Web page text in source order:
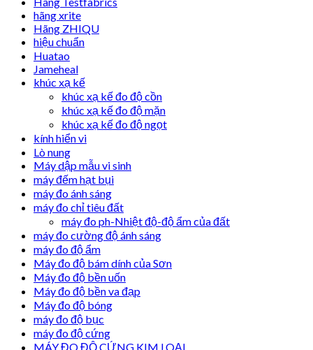
hãng xrite
Hãng ZHIQU
hiệu chuẩn
Huatao
Jameheal
khúc xạ kế
khúc xạ kế đo độ cồn
khúc xạ kế đo độ mặn
khúc xạ kế đo độ ngọt
kính hiển vi
Lò nung
Máy dập mẫu vi sinh
máy đếm hạt bụi
máy đo ánh sáng
máy đo chỉ tiêu đất
máy đo ph-Nhiệt độ-độ ẩm của đất
máy đo cường độ ánh sáng
máy đo độ ẩm
Máy đo độ bám dính của Sơn
Máy đo độ bền uốn
Máy đo độ bền va đạp
Máy đo độ bóng
máy đo độ bục
máy đo độ cứng
MÁY ĐO ĐỘ CỨNG KIM LOẠI